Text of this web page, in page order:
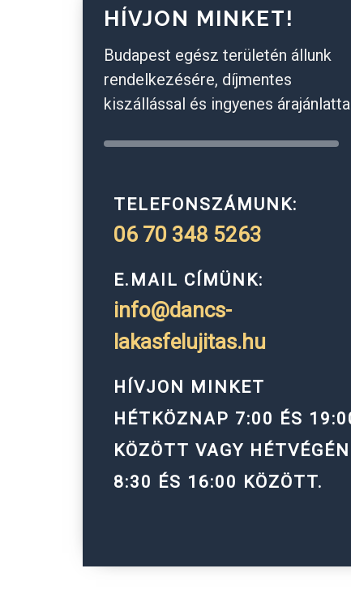
HÍVJON MINKET!
Budapest egész területén állunk
rendelkezésére, díjmentes
kiszállással és ingyenes
TELEFONSZÁMUNK:
06 70 348 5263
E.MAIL CÍMÜNK:
info@dancs-
lakasfelujitas.hu
HÍVJON MINKET
HÉTKÖZNAP 7:00 ÉS
KÖZÖTT VAGY HÉTVÉGÉN
8:30 ÉS 16:00 KÖZÖTT.